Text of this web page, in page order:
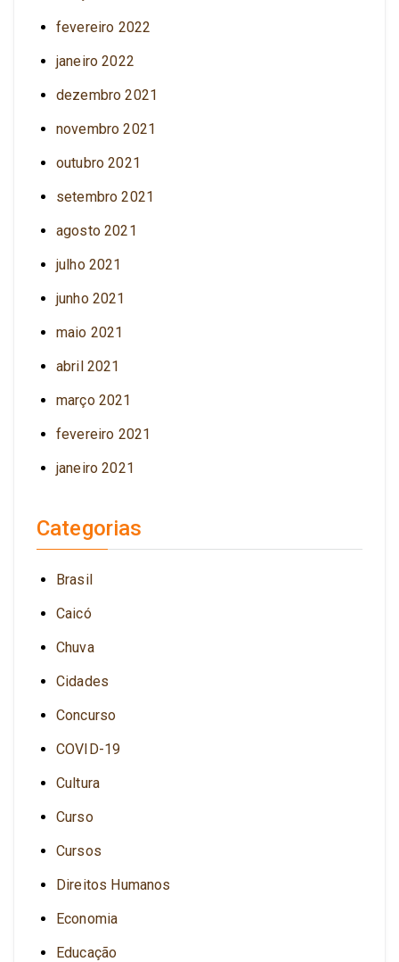
fevereiro 2022
janeiro 2022
dezembro 2021
novembro 2021
outubro 2021
setembro 2021
agosto 2021
julho 2021
junho 2021
maio 2021
abril 2021
março 2021
fevereiro 2021
janeiro 2021
Categorias
Brasil
Caicó
Chuva
Cidades
Concurso
COVID-19
Cultura
Curso
Cursos
Direitos Humanos
Economia
Educação